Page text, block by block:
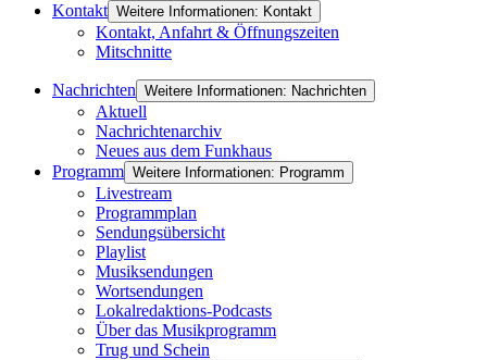
Kontakt Weitere Informationen: Kontakt
Kontakt, Anfahrt & Öffnungszeiten
Mitschnitte
Nachrichten Weitere Informationen: Nachrichten
Aktuell
Nachrichtenarchiv
Neues aus dem Funkhaus
Programm Weitere Informationen: Programm
Livestream
Programmplan
Sendungsübersicht
Playlist
Musiksendungen
Wortsendungen
Lokalredaktions-Podcasts
Über das Musikprogramm
Trug und Schein